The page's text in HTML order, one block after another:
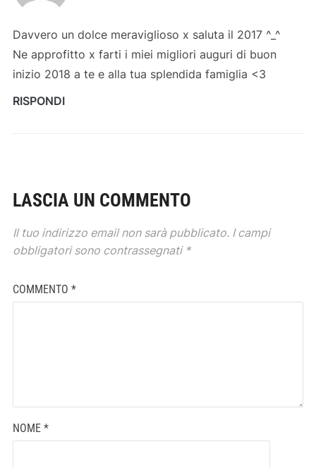
Davvero un dolce meraviglioso x saluta il 2017 ^_^
Ne approfitto x farti i miei migliori auguri di buon
inizio 2018 a te e alla tua splendida famiglia <3
RISPONDI
LASCIA UN COMMENTO
Il tuo indirizzo email non sarà pubblicato. I campi
obbligatori sono contrassegnati *
COMMENTO *
NOME *